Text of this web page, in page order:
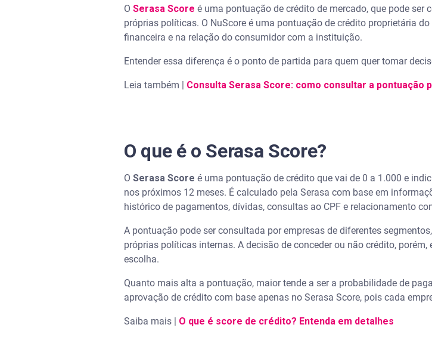
O que é o NuScore?
O que o Nubank informa que considera no NuScore?
Por que as duas pontuações podem ser diferentes?
Como cuidar da pontuação de crédito de forma segura?
Perguntas frequentes sobre Serasa Score e NuScore
NuScore alto aumenta o Serasa Score?
O Serasa Score é uma pontuação de crédito de mercado, que pode
próprias políticas. O NuScore é uma pontuação de crédito proprietária
financeira e na relação do consumidor com a instituição.
Entender essa diferença é o ponto de partida para quem quer tomar
Leia também | Consulta Serasa Score: como consultar a pontuação
O que é o Serasa Score?
O Serasa Score é uma pontuação de crédito que vai de 0 a 1.000 e
nos próximos 12 meses. É calculado pela Serasa com base em
histórico de pagamentos, dívidas, consultas ao CPF e relacionamento
A pontuação pode ser consultada por empresas de diferentes
próprias políticas internas. A decisão de conceder ou não crédito,
escolha.
Quanto mais alta a pontuação, maior tende a ser a probabilidade de
aprovação de crédito com base apenas no Serasa Score, pois cada
Saiba mais | O que é score de crédito? Entenda em detalhes